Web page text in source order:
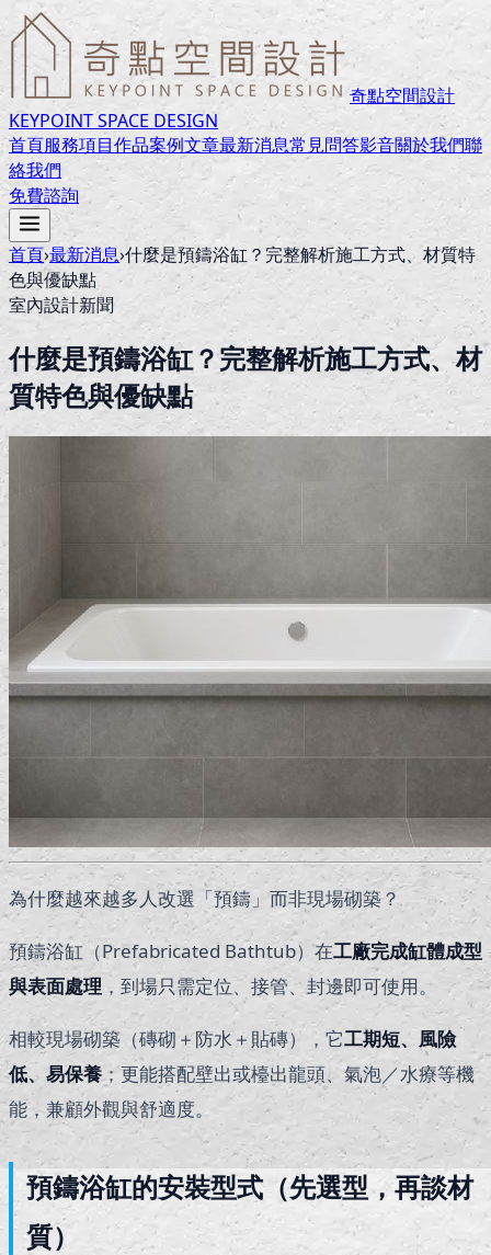
奇點空間設計
KEYPOINT SPACE DESIGN
首頁服務項目作品案例文章最新消息常見問答影音關於我們聯
絡我們
免費諮詢
首頁›最新消息›什麼是預鑄浴缸？完整解析施工方式、材質特
色與優缺點
室內設計新聞
什麼是預鑄浴缸？完整解析施工方式、材
質特色與優缺點
為什麼越來越多人改選「預鑄」而非現場砌築？
預鑄浴缸（Prefabricated Bathtub）在工廠完成缸體成型
與表面處理，到場只需定位、接管、封邊即可使用。
相較現場砌築（磚砌＋防水＋貼磚），它工期短、風險
低、易保養；更能搭配壁出或檯出龍頭、氣泡／水療等機
能，兼顧外觀與舒適度。
預鑄浴缸的安裝型式（先選型，再談材
質）